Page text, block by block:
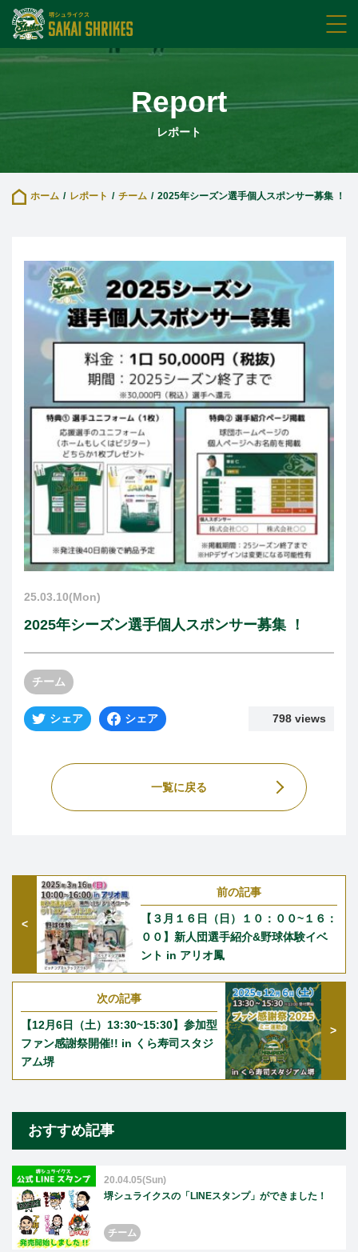
Report
レポート
ホーム レポート チーム 2025年シーズン選手個人スポンサー募集 ！
25.03.10(Mon)
2025年シーズン選手個人スポンサー募集 ！
チーム
シェア シェア 798 views
一覧に戻る
前の記事
【３月１６日（日）１０：００~１６：
００】新人団選手紹介&野球体験イベ
ント in アリオ鳳
次の記事
【12月6日（土）13:30~15:30】参加型
ファン感謝祭開催!! in くら寿司スタジ
アム堺
おすすめ記事
20.04.05(Sun)
堺シュライクスの「LINEスタンプ」ができました！
チーム